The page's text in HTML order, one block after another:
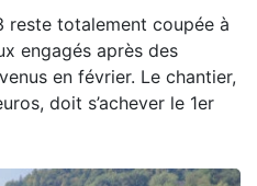
reste totalement coupée à
engagés après des
en février. Le chantier,
doit s’achever le 1er